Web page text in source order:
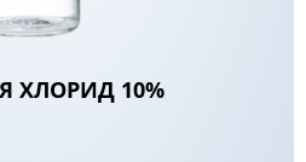
ХЛОРИД 10%